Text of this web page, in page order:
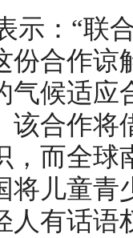
示：“联
份合作谅
气候适应
该合作将
，而全球
将儿童
人有话语